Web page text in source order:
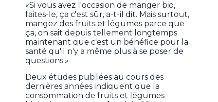
«Si vous avez l'occasion de manger bio,
faites-le, ça c'est sûr, a-t-il dit. Mais surtout,
mangez des fruits et légumes parce que
ça, on sait depuis tellement longtemps
maintenant que c'est un bénéfice pour la
santé qu'il n'y a même plus à se poser de
questions.»
Deux études publiées au cours des
dernières années indiquent que la
consommation de fruits et légumes